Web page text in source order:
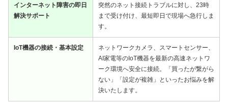
インターネット障害の即日
解決サポート
突然のネット接続トラブルに対し、23時
まで受け付け、最短即日で現場へ急行しま
す。
IoT機器の接続・基本設定
ネットワークカメラ、スマートセンサー、
AI家電等のIoT機器を最新の高速ネットワ
ーク環境へ安全に接続。「買ったが繋がら
ない」「設定が複雑」といったお悩みを解
決いたします。